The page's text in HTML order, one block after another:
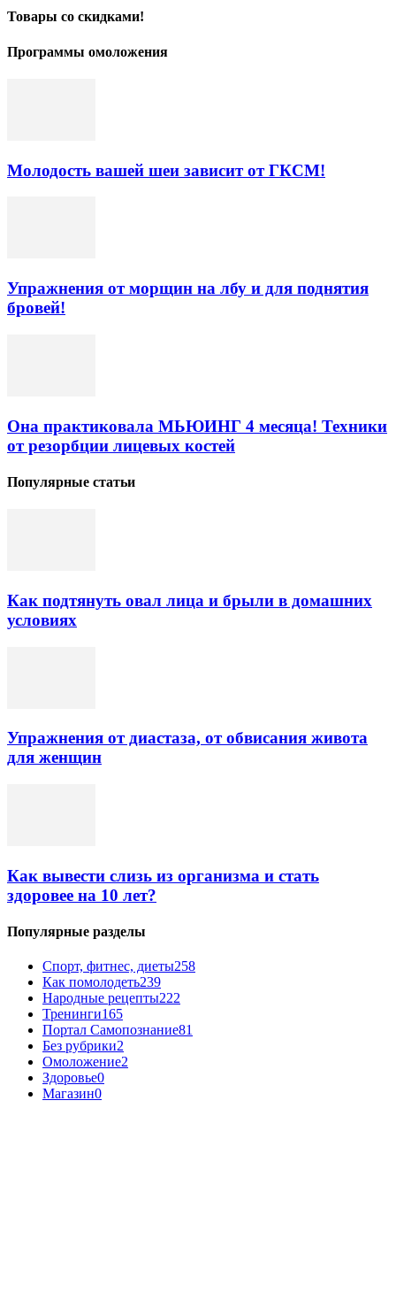
Товары со скидками!
Программы омоложения
Молодость вашей шеи зависит от ГКСМ!
Упражнения от морщин на лбу и для поднятия
бровей!
Она практиковала МЬЮИНГ 4 месяца! Техники
от резорбции лицевых костей
Популярные статьи
Как подтянуть овал лица и брыли в домашних
условиях
Упражнения от диастаза, от обвисания живота
для женщин
Как вывести слизь из организма и стать
здоровее на 10 лет?
Популярные разделы
Спорт, фитнес, диеты258
Как помолодеть239
Народные рецепты222
Тренинги165
Портал Самопознание81
Без рубрики2
Омоложение2
Здоровье0
Магазин0